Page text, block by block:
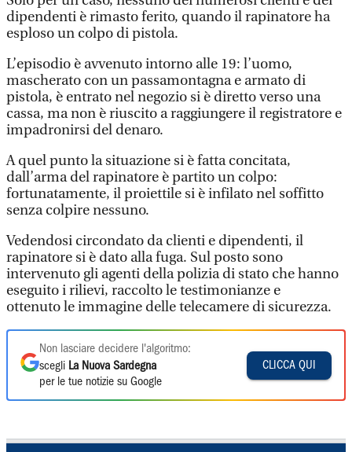
dipendenti è rimasto ferito, quando il rapinatore ha
esploso un colpo di pistola.
L’episodio è avvenuto intorno alle 19: l’uomo,
mascherato con un passamontagna e armato di
pistola, è entrato nel negozio si è diretto verso una
cassa, ma non è riuscito a raggiungere il registratore e
impadronirsi del denaro.
A quel punto la situazione si è fatta concitata,
dall’arma del rapinatore è partito un colpo:
fortunatamente, il proiettile si è infilato nel soffitto
senza colpire nessuno.
Vedendosi circondato da clienti e dipendenti, il
rapinatore si è dato alla fuga. Sul posto sono
intervenuto gli agenti della polizia di stato che hanno
eseguito i rilievi, raccolto le testimonianze e
ottenuto le immagine delle telecamere di sicurezza.
Non lasciare decidere l'algoritmo:
scegli La Nuova Sardegna
per le tue notizie su Google
CLICCA QUI